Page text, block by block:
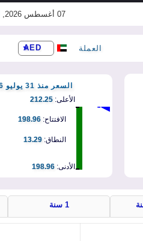
07 أغسطس 2026,
العملة
السعر منذ 31 يوليو 2026
الافتتاح: 198.96
الأعلى: 212.25
الأدنى: 198.96
النطاق: 13.29
1 سنة